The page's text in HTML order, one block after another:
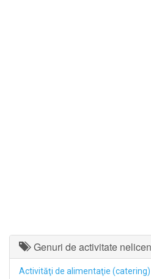
Genuri de activitate
Activităţi de alimentaţie